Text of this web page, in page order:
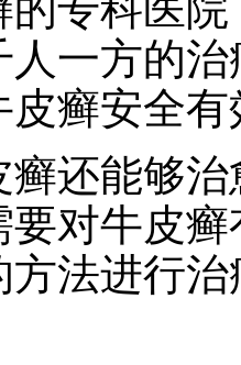
一方的
皮癣安全有
癣还能够
要对牛皮
方法进行